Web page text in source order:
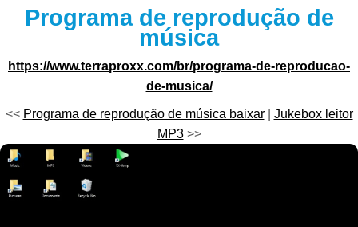
Programa de reprodução de
música
https://www.terraproxx.com/br/programa-de-reproducao-
de-musica/
<< Programa de reprodução de música baixar| Jukebox leitor
MP3>>